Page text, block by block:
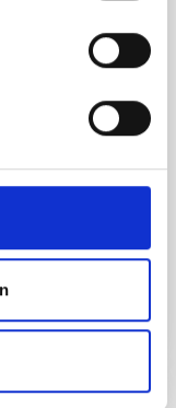
(Artículo 23bis
la
tendrá, entre
del equipo de